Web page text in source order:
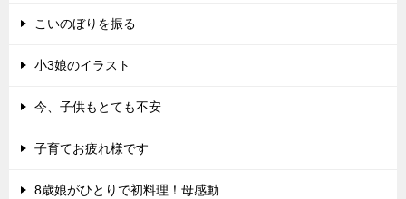
こいのぼりを振る
小3娘のイラスト
今、子供もとても不安
子育てお疲れ様です
8歳娘がひとりで初料理！母感動